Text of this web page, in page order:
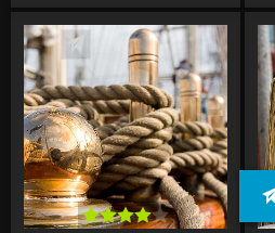
Écrire un commentaire